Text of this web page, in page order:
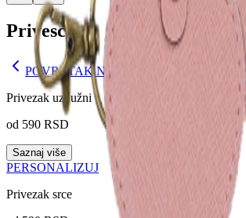
Privesci
POVRATAK NA PROIZVOD
Privezak uzdužni
od 590 RSD
Saznaj više
PERSONALIZUJ
Privezak srce